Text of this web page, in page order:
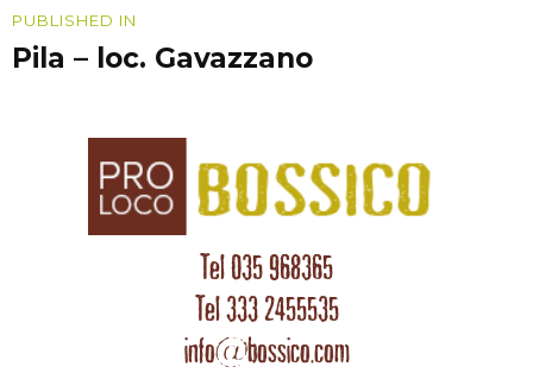
Navigazione
articoli
PUBLISHED IN
Pila – loc. Gavazzano
Tel 035 968365
Tel 333 2455535
info@bossico.com